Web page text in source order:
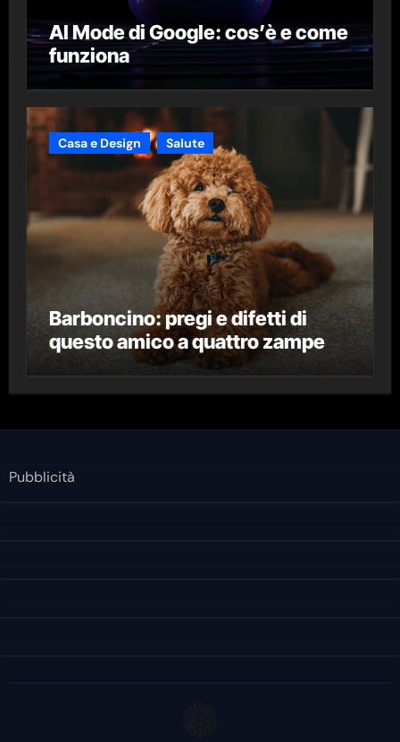
AI Mode di Google: cos’è e come
funziona
Casa e Design Salute
Barboncino: pregi e difetti di
questo amico a quattro zampe
Pubblicità